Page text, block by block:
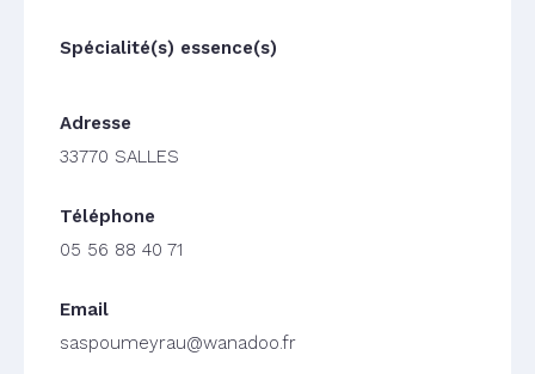
33770 SALLES
05 56 88 40 71
saspoumeyrau@wanadoo.fr